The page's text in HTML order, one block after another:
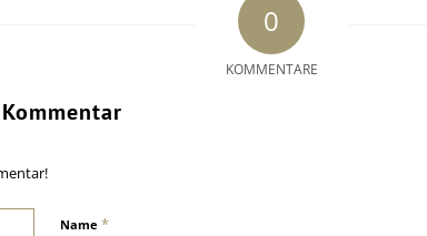
0
KOMMENTARE
Name *